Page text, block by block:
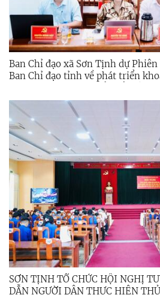
Ban Chỉ đạo xã Sơn Tịnh dự
Ban Chỉ đạo tỉnh về phát triển
SƠN TỊNH TỔ CHỨC HỘI NGHỊ
DẪN NGƯỜI DÂN THỰC HIỆN